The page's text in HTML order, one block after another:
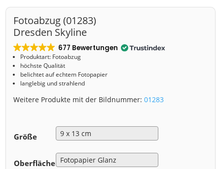
Fotoabzug (01283)
Dresden Skyline
677 Bewertungen
Produktart: Fotoabzug
höchste Qualität
belichtet auf echtem Fotopapier
langlebig und strahlend
Weitere Produkte mit der Bildnummer:01283
Größe
Oberfläche